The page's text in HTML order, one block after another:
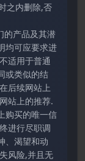
之内删除,否
的产品及其潜
均可应要求进
适用于普通
或类似的结
后续网站上
站上的推荐.
购买的唯一信
进行尽职调
、渴望和动
风险,并且无